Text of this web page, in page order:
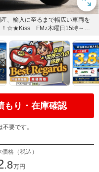
輸入に至るまで幅広い車両を
！☆★Kiss FM♪木曜日15時～放
もり・在庫確認
要です。
格（税込）
.8万円